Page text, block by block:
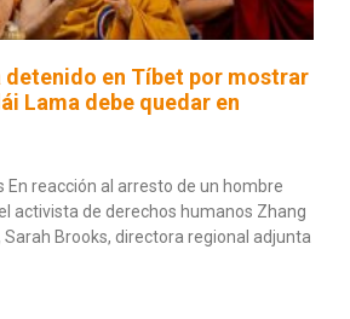
detenido en Tíbet por mostrar
Lama debe quedar en
En reacción al arresto de un hombre
activista de derechos humanos Zhang
Brooks, directora regional adjunta